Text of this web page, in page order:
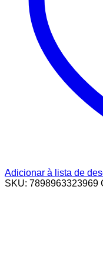
Adicionar à lista de
SKU: 7898963323969